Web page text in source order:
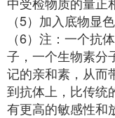
（5）加入底物显
（6）注：一个抗
子，一个生物素分
记的亲和素，从而
到抗体上，比传统
有更高的敏感性和